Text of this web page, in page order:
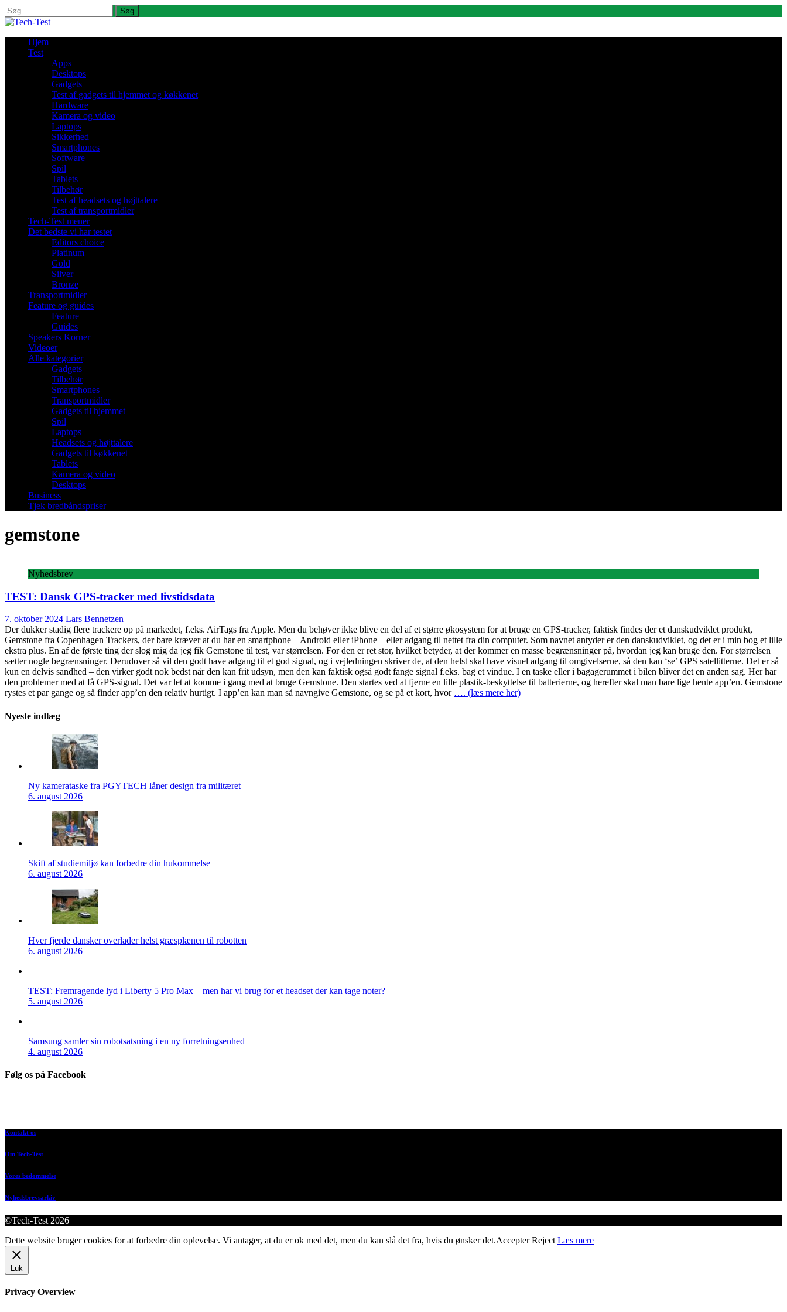
Søg
efter:
Hjem
Test
Apps
Desktops
Gadgets
Test af gadgets til hjemmet og køkkenet
Hardware
Kamera og video
Laptops
Sikkerhed
Smartphones
Software
Spil
Tablets
Tilbehør
Test af headsets og højttalere
Test af transportmidler
Tech-Test mener
Det bedste vi har testet
Editors choice
Platinum
Gold
Silver
Bronze
Transportmidler
Feature og guides
Feature
Guides
Speakers Korner
Videoer
Alle kategorier
Gadgets
Tilbehør
Smartphones
Transportmidler
Gadgets til hjemmet
Spil
Laptops
Headsets og højttalere
Gadgets til køkkenet
Tablets
Kamera og video
Desktops
Business
Tjek bredbåndspriser
gemstone
Nyhedsbrev
TEST: Dansk GPS-tracker med livstidsdata
7. oktober 2024 Lars Bennetzen
Der dukker stadig flere trackere op på markedet, f.eks. AirTags fra Apple. Men du behøver ikke blive en del af et større økosystem for at bruge en GPS-tracker, faktisk findes der et danskudviklet produkt,
Gemstone fra Copenhagen Trackers, der bare kræver at du har en smartphone – Android eller iPhone – eller adgang til nettet fra din computer. Som navnet antyder er den danskudviklet, og det er i min bog et lille
ekstra plus. En af de første ting der slog mig da jeg fik Gemstone til test, var størrelsen. For den er ret stor, hvilket betyder, at der kommer en masse begrænsninger på, hvordan jeg kan bruge den. For størrelsen
sætter nogle begrænsninger. Derudover så vil den godt have adgang til et god signal, og i vejledningen skriver de, at den helst skal have visuel adgang til omgivelserne, så den kan ‘se’ GPS satellitterne. Det er så
kun en delvis sandhed – den virker godt nok bedst når den kan frit udsyn, men den kan faktisk også godt fange signal f.eks. bag et vindue. I en taske eller i bagagerummet i bilen bliver det en anden sag. Her har
den problemer med at få GPS-signal. Det var let at komme i gang med at bruge Gemstone. Den startes ved at fjerne en lille plastik-beskyttelse til batterierne, og herefter skal man bare lige hente app’en. Gemstone
rystes et par gange og så finder app’en den relativ hurtigt. I app’en kan man så navngive Gemstone, og se på et kort, hvor …. (læs mere her)
Nyeste indlæg
Ny kamerataske fra PGYTECH låner design fra militæret
6. august 2026
Skift af studiemiljø kan forbedre din hukommelse
6. august 2026
Hver fjerde dansker overlader helst græsplænen til robotten
6. august 2026
TEST: Fremragende lyd i Liberty 5 Pro Max – men har vi brug for et headset der kan tage noter?
5. august 2026
Samsung samler sin robotsatsning i en ny forretningsenhed
4. august 2026
Følg os på Facebook
Kontakt os
Om Tech-Test
Vores bedømmelse
Nyhedsbrevsarkiv
©Tech-Test 2026
Dette website bruger cookies for at forbedre din oplevelse. Vi antager, at du er ok med det, men du kan slå det fra, hvis du ønsker det.Accepter Reject Læs mere
Luk
Privacy Overview